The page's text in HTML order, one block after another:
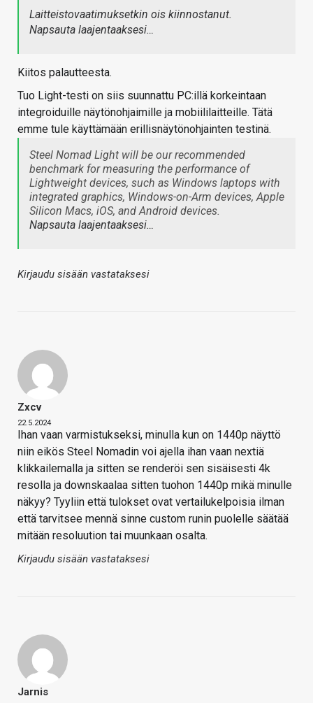
Laitteistovaatimuksetkin ois kiinnostanut.
Napsauta laajentaaksesi…
Kiitos palautteesta.
Tuo Light-testi on siis suunnattu PC:illä korkeintaan
integroiduille näytönohjaimille ja mobiililaitteille. Tätä
emme tule käyttämään erillisnäytönohjainten testinä.
Steel Nomad Light will be our recommended
benchmark for measuring the performance of
Lightweight devices, such as Windows laptops with
integrated graphics, Windows-on-Arm devices, Apple
Silicon Macs, iOS, and Android devices.
Napsauta laajentaaksesi…
Kirjaudu sisään vastataksesi
Zxcv
22.5.2024
Ihan vaan varmistukseksi, minulla kun on 1440p näyttö
niin eikös Steel Nomadin voi ajella ihan vaan nextiä
klikkailemalla ja sitten se renderöi sen sisäisesti 4k
resolla ja downskaalaa sitten tuohon 1440p mikä minulle
näkyy? Tyyliin että tulokset ovat vertailukelpoisia ilman
että tarvitsee mennä sinne custom runin puolelle säätää
mitään resoluution tai muunkaan osalta.
Kirjaudu sisään vastataksesi
Jarnis